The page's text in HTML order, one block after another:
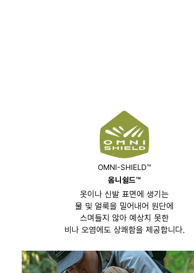
OMNI-SHIELD™
옴니쉴드™
옷이나 신발 표면에 생기는
물 및 얼룩을 밀어내어 원단에
스며들지 않아 예상치 못한
비나 오염에도 상쾌함을 제공합니다.